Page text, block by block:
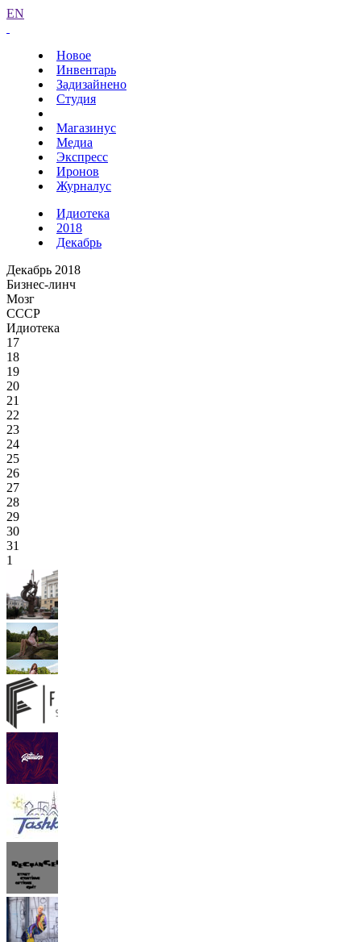
EN
Новое
Инвентарь
Задизайнено
Студия
Магазинус
Медиа
Экспресс
Иронов
Журналус
Идиотека
2018
Декабрь
Декабрь 2018
Бизнес-линч
Мозг
СССР
Идиотека
17
18
19
20
21
22
23
24
25
26
27
28
29
30
31
1